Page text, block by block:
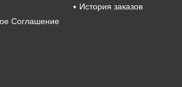
Соглашение
История заказов